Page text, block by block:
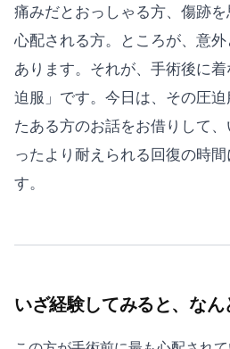
痛みだとおっしゃる方、傷跡
心配される方。ところが、意
あります。それが、手術後に
迫服」です。今日は、その圧
たある方のお話をお借りして
ったより耐えられる回復の時
す。
いざ経験してみると、な